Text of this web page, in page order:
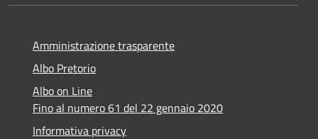
Amministrazione trasparente
Albo Pretorio
Albo on Line
Fino al numero 61 del 22 gennaio 2020
Informativa privacy